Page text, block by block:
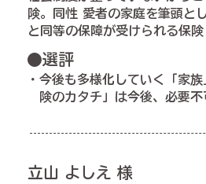
険。同性 愛者の家庭を筆頭と
と同等の保障が受けられる保険
●選評
・今後も多様化していく「家
険のカタチ」は今後、必要不
立山 よしえ 様